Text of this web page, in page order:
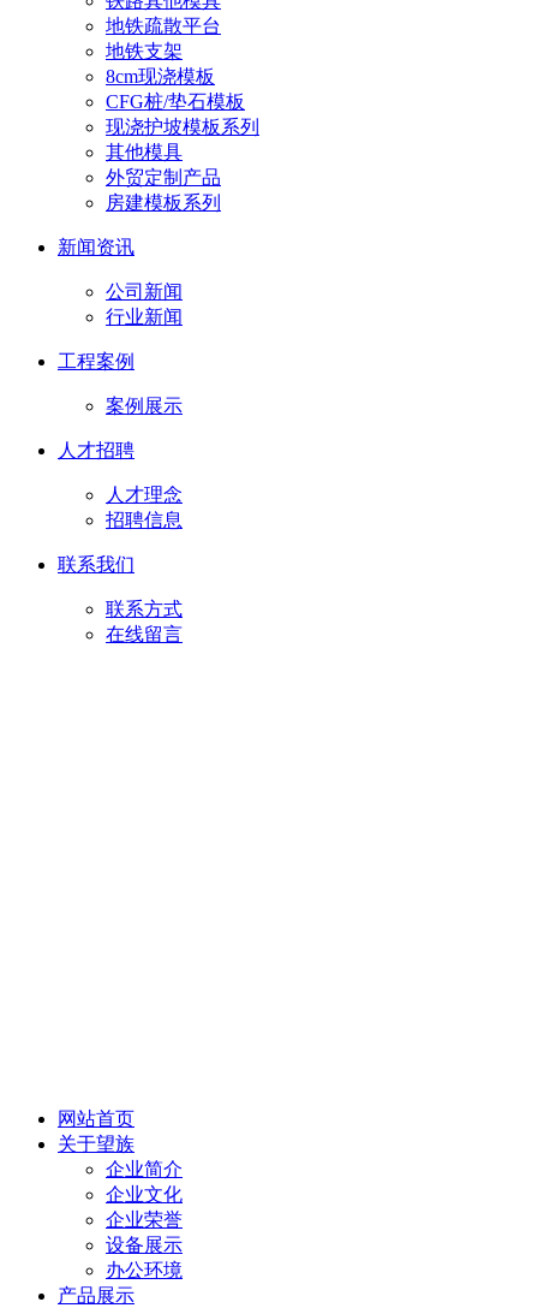
地铁疏散平台
地铁支架
8cm现浇模板
CFG桩/垫石模板
现浇护坡模板系列
其他模具
外贸定制产品
房建模板系列
新闻资讯
公司新闻
行业新闻
工程案例
案例展示
人才招聘
人才理念
招聘信息
联系我们
联系方式
在线留言
网站首页
关于望族
企业简介
企业文化
企业荣誉
设备展示
办公环境
产品展示